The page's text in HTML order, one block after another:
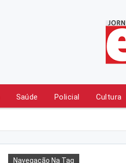
Saúde Policial Cultura
Navegação Na Tag